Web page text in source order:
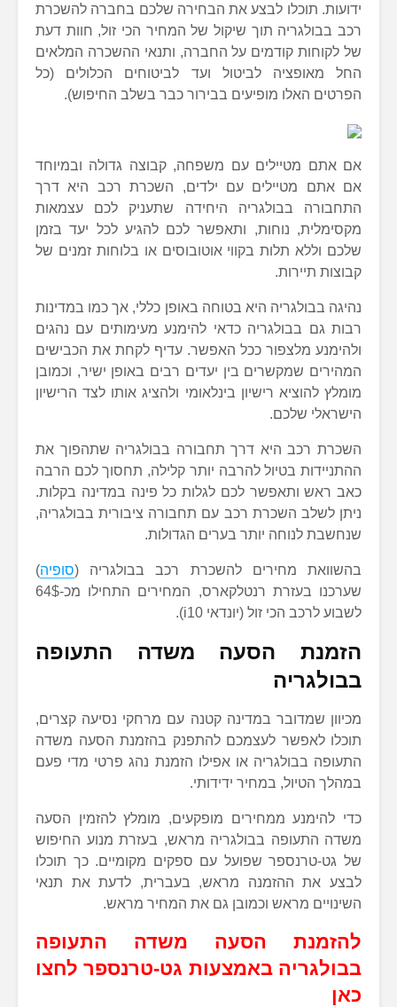
ידועות. תוכלו לבצע את הבחירה שלכם בחברה להשכרת
רכב בבולגריה תוך שיקול של המחיר הכי זול, חוות דעת
של לקוחות קודמים על החברה, ותנאי ההשכרה המלאים
החל מאופציה לביטול ועד לביטוחים הכלולים (כל
הפרטים האלו מופיעים בבירור כבר בשלב החיפוש).
אם אתם מטיילים עם משפחה, קבוצה גדולה ובמיוחד
אם אתם מטיילים עם ילדים, השכרת רכב היא דרך
התחבורה בבולגריה היחידה שתעניק לכם עצמאות
מקסימלית, נוחות, ותאפשר לכם להגיע לכל יעד בזמן
שלכם וללא תלות בקווי אוטובוסים או בלוחות זמנים של
קבוצות תיירות.
נהיגה בבולגריה היא בטוחה באופן כללי, אך כמו במדינות
רבות גם בבולגריה כדאי להימנע מעימותים עם נהגים
ולהימנע מלצפור ככל האפשר. עדיף לקחת את הכבישים
המהירים שמקשרים בין יעדים רבים באופן ישיר, וכמובן
מומלץ להוציא רישיון בינלאומי ולהציג אותו לצד הרישיון
הישראלי שלכם.
השכרת רכב היא דרך תחבורה בבולגריה שתהפוך את
ההתניידות בטיול להרבה יותר קלילה, תחסוך לכם הרבה
כאב ראש ותאפשר לכם לגלות כל פינה במדינה בקלות.
ניתן לשלב השכרת רכב עם תחבורה ציבורית בבולגריה,
שנחשבת לנוחה יותר בערים הגדולות.
בהשוואת מחירים להשכרת רכב בבולגריה (סופיה)
שערכנו בעזרת רנטלקארס, המחירים התחילו מכ-64$
לשבוע לרכב הכי זול (יונדאי i10).
הזמנת הסעה משדה התעופה
בבולגריה
מכיוון שמדובר במדינה קטנה עם מרחקי נסיעה קצרים,
תוכלו לאפשר לעצמכם להתפנק בהזמנת הסעה משדה
התעופה בבולגריה או אפילו הזמנת נהג פרטי מדי פעם
במהלך הטיול, במחיר ידידותי.
כדי להימנע ממחירים מופקעים, מומלץ להזמין הסעה
משדה התעופה בבולגריה מראש, בעזרת מנוע החיפוש
של גט-טרנספר שפועל עם ספקים מקומיים. כך תוכלו
לבצע את ההזמנה מראש, בעברית, לדעת את תנאי
השינויים מראש וכמובן גם את המחיר מראש.
להזמנת הסעה משדה התעופה
בבולגריה באמצעות גט-טרנספר לחצו
כאן